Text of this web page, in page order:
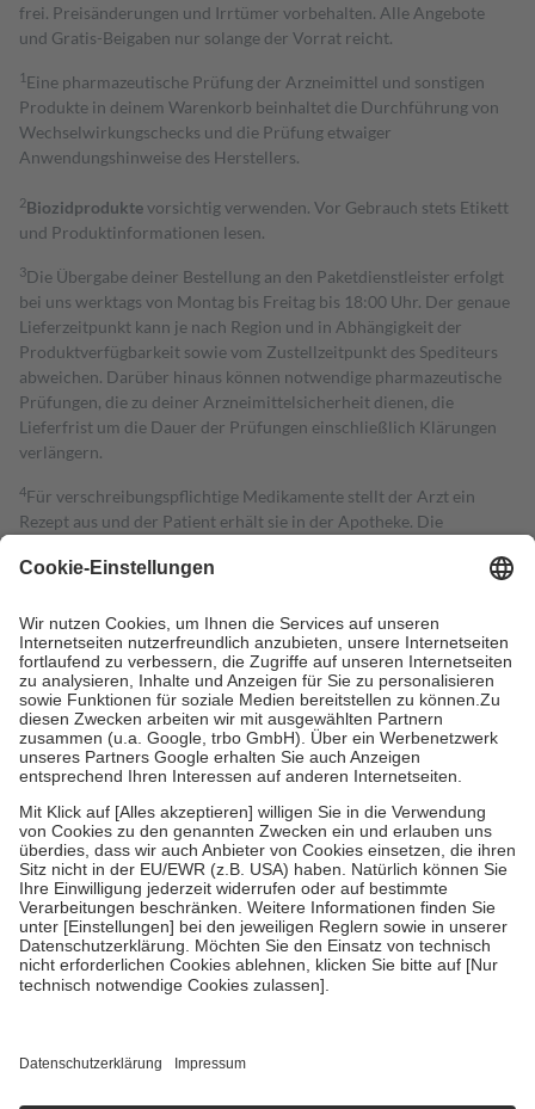
frei. Preisänderungen und Irrtümer vorbehalten. Alle Angebote
und Gratis-Beigaben nur solange der Vorrat reicht.
1 Eine pharmazeutische Prüfung der Arzneimittel und sonstigen
Produkte in deinem Warenkorb beinhaltet die Durchführung von
Wechselwirkungschecks und die Prüfung etwaiger
Anwendungshinweise des Herstellers.
2Biozidproduktevorsichtig verwenden. Vor Gebrauch stets Etikett
und Produktinformationen lesen.
3Die Übergabe deiner Bestellung an den Paketdienstleister erfolgt
bei uns werktags von Montag bis Freitag bis 18:00 Uhr. Der genaue
Lieferzeitpunkt kann je nach Region und in Abhängigkeit der
Produktverfügbarkeit sowie vom Zustellzeitpunkt des Spediteurs
abweichen. Darüber hinaus können notwendige pharmazeutische
Prüfungen, die zu deiner Arzneimittelsicherheit dienen, die
Lieferfrist um die Dauer der Prüfungen einschließlich Klärungen
verlängern.
4Für verschreibungspflichtige Medikamente stellt der Arzt ein
Rezept aus und der Patient erhält sie in der Apotheke. Die
Kosten dafür, der Versicherte trägt einen Teil davon als Zuzahlung
Grundsätzlich leisten Mitglieder Zuzahlungen in Höhe von zehn
Prozent des Abgabepreises,mindestensjedochfünf Euround
höchstens zehn Euro.Es sind jedoch nie mehr als die tatsächlichen
Kosten der Leistung zu entrichten.
Diese Regeln gelten grundsätzlich auch für Online-Apotheken.
Bei Heilmitteln und häuslicher Krankenpflege beträgt die
Zuzahlung zehn Prozent der Kosten sowie zehn Euro je
Um das Engagement der Versicherten für ihre eigene Gesundheit zu
stärken und die besondere Stellung der Familie zu unterstützen,
fallenkeine Zuzahlungen an bei:
• Kindern und Jugendlichen bis zum vollendeten 18. Lebensjahr
mit Ausnahme der Fahrkosten
• Untersuchungen zur Vorsorge und Früherkennung, die von der
GKV getragen werden
• empfohlenen Schutzimpfungen
Wir nutzen Trusted Shops als unabhängigen Dienstleister für die